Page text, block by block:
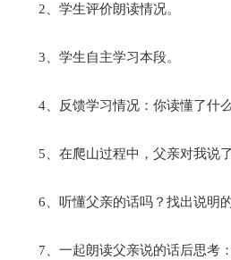
2、学生评价朗读情况。
3、学生自主学习本段。
4、反馈学习情况：你读懂了什
5、在爬山过程中，父亲对我说
6、听懂父亲的话吗？找出说明
7、一起朗读父亲说的话后思考